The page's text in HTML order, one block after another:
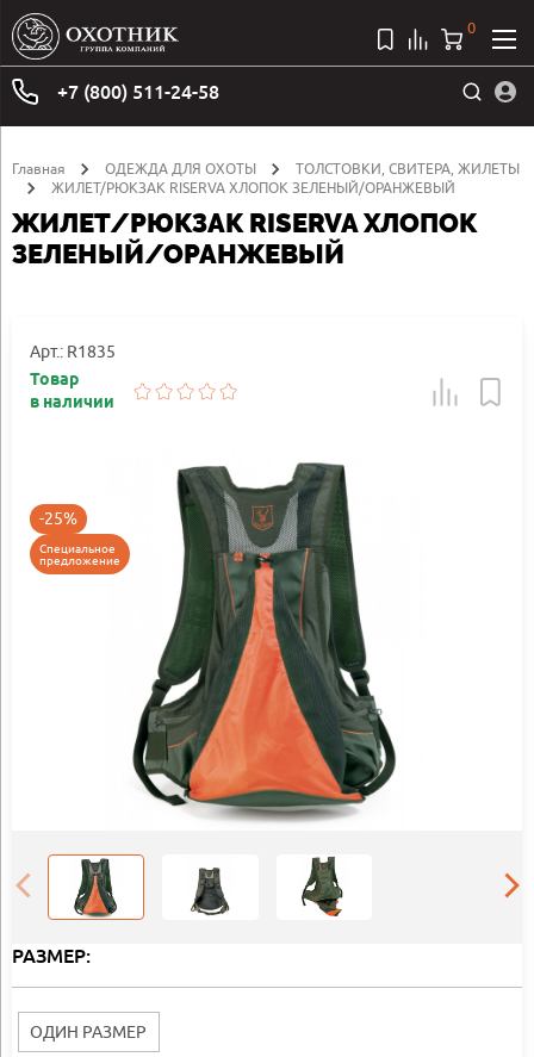
+7 (800) 511-24-58
0
Главная ОДЕЖДА ДЛЯ ОХОТЫ
ТОЛСТОВКИ, СВИТЕРА, ЖИЛЕТЫ
ЖИЛЕТ/РЮКЗАК RISERVA ХЛОПОК ЗЕЛЕНЫЙ/ОРАНЖЕВЫЙ
ЖИЛЕТ/РЮКЗАК RISERVA ХЛОПОК
ЗЕЛЕНЫЙ/ОРАНЖЕВЫЙ
Арт.: R1835
Товар
в наличии
-25%
Специальное
предложение
РАЗМЕР:
ОДИН РАЗМЕР